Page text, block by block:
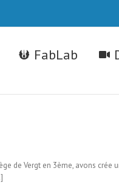
FabLab
de Vergt en 3ème, avons crée